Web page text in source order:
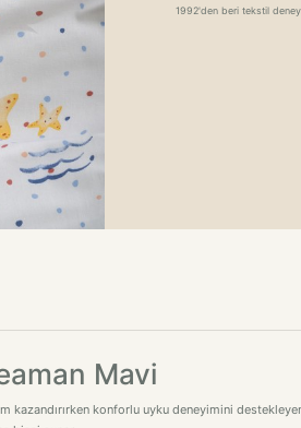
1992'den beri tekstil
Mavi
konforlu uyku deneyimini